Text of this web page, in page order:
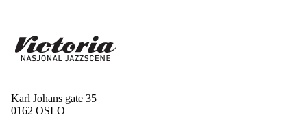
Karl Johans gate 35
0162 OSLO